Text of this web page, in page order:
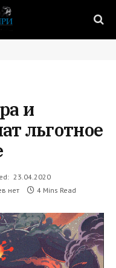
и
льготное
23.04.2020
нет 4 Mins Read